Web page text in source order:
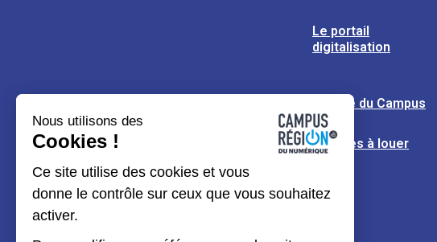
Le portail
digitalisation
L’usine du Campus
Espaces à louer
Nous utilisons des
Cookies !
Ce site utilise des cookies et vous
donne le contrôle sur ceux que vous souhaitez
activer.